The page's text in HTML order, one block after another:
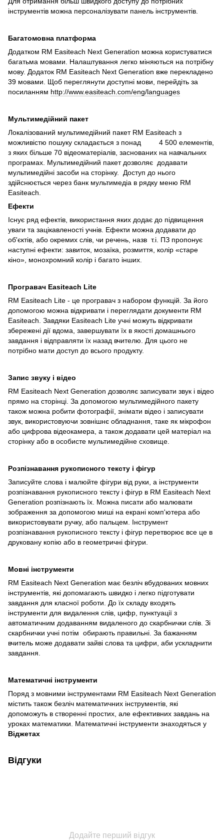
інструментів можна персоналізувати панель інструментів.
Багатомовна платформа
Додатком RM Easiteach Next Generation можна користуватися
багатьма мовами. Налаштування легко міняються на потрібну
мову. Додаток RM Easiteach Next Generation вже перекладено
39 мовами. Щоб переглянути доступні мови, перейдіть за
посиланням http://www.easiteach.com/eng/languages
Мультимедійний пакет
Локалізований мультимедійний пакет RM Easiteach з
можливістю пошуку складається з понад 4 500 елементів,
з яких більше 70 відеоматеріалів, заснованих на навчальних
програмах. Мультимедійний пакет дозволяє додавати
мультимедійні засоби на сторінку. Доступ до нього
здійснюється через банк мультимедіа в рядку меню RM
Easiteach.
Ефекти
Існує ряд ефектів, використання яких додає до підвищення
уваги та зацікавленості учнів. Ефекти можна додавати до
об'єктів, або окремих слів, чи речень, назв т.і. ПЗ пропонує
наступні ефекти: завиток, мозаїка, розмиття, колір «старе
кіно», монохромний колір і багато інших.
Програвач Easiteach Lite
RM Easiteach Lite - це програвач з набором функцій. За його
допомогою можна відкривати і переглядати документи RM
Easiteach. Завдяки Easiteach Lite учні можуть відкривати
збережені дії вдома, завершувати їх в якості домашнього
завдання і відправляти їх назад вчителю. Для цього не
потрібно мати доступ до всього продукту.
Запис звуку і відео
RM Easiteach Next Generation дозволяє записувати звук і відео
прямо на сторінці. За допомогою мультимедійного пакету
також можна робити фотографії, знімати відео і записувати
звук, використовуючи зовнішнє обладнання, таке як мікрофон
або цифрова відеокамера, а також додавати цей матеріал на
сторінку або в особисте мультимедійне сховище.
Розпізнавання рукописного тексту і фігур
Записуйте слова і малюйте фігури від руки, а інструменти
розпізнавання рукописного тексту і фігур в RM Easiteach Next
Generation розпізнають їх. Можна писати або малювати
зображення за допомогою миші на екрані комп'ютера або
використовувати ручку, або пальцем. Інструмент
розпізнавання рукописного тексту і фігур перетворює все це в
друковану копію або в геометричні фігури.
Мовні інструменти
RM Easiteach Next Generation має безліч вбудованих мовних
інструментів, які допомагають швидко і легко підготувати
завдання для класної роботи. До їх складу входять
інструменти для видалення слів, цифр, пунктуації з
автоматичним додаванням видаленого до скарбнички слів. Зі
скарбнички учні потім обирають правильні. За бажанням
вчитель може додавати зайві слова та цифри, аби ускладнити
завдання.
Математичні інструменти
Поряд з мовними інструментами RM Easiteach Next Generation
містить також безліч математичних інструментів, які
допоможуть в створенні простих, але ефективних завдань на
уроках математики. Математичні інструменти знаходяться у
Віджетах
Відгуки
Додайте перший відгук